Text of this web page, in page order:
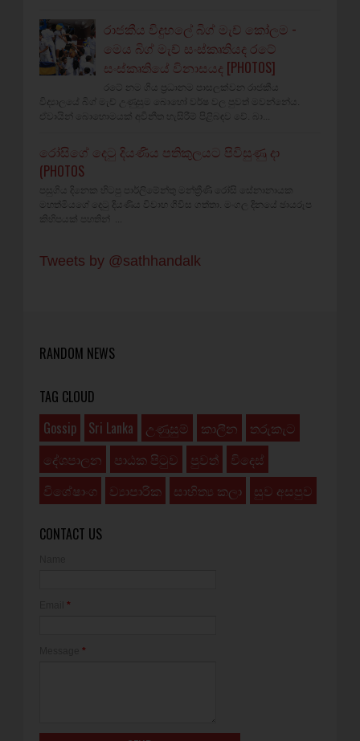
රාජකීය විදුහලේ බිග් මැච් කෝලම -
මෙය බිග් මැච් සංස්කෘතියද රටේ
සංස්කෘතියේ විනාසයද [PHOTOS]
රටේ නම ගිය ප්‍රධානම පාසලක්වන රාජකීය
විද්‍යාලයේ බිග් මැච් උණුසුම බොහෝ වර්ෂ වල පුවත් මවන්නේය.
ඒවායින් බොහොමයක් අවිනීත හැසිරීම් පිළිබඳව වේ. බා...
රෝසිගේ දෙටු දියණිය පතිකුලයට පිවිසුණු දා
(PHOTOS
පසුගිය දිනෙක හිටපු පාර්ලිමේන්තු මන්ත්‍රීණි රෝසි සේනානායක
මහත්මියගේ දෙටු දියණිය විවාහ ගිවිස ගත්තා. මංගල දිනයේ ඡායරූප
කිහිපයක් පහතින් ...
Tweets by @sathhandalk
RANDOM NEWS
TAG CLOUD
Gossip
Sri Lanka උණුසුම් කාලීන
තරුකැට
දේශපාලන
පාඨක පිටුව පුවත්
විදෙස්
විශේෂාංග
ව්‍යාපාරික සාහිත්‍ය කලා සුව අසපුව
CONTACT US
*
*